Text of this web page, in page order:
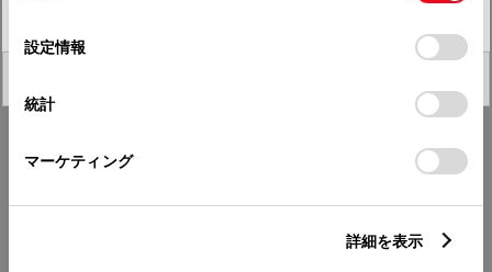
デバイスにすべてのCookie(クッキー)が保存されることに同
意したことになります。Cookie(クッキー)のオプトアウト、
設定の変更、同意を撤回したりするにあたっては、当社の
「Cookie（クッキー）情報の取り扱いについて
」をご覧くだ
設定情報
統計
マーケティング
詳細を表示
FAQ・お問い合わせ
関連サイト